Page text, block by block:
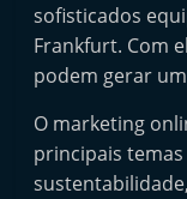
sofisticados
Frankfurt. Com
podem gerar
O marketing
principais